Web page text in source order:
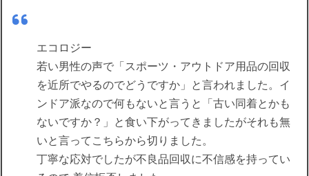
エコロジー
若い男性の声で「スポーツ・アウトドア用品の回収
を近所でやるのでどうですか」と言われました。イ
ンドア派なので何もないと言うと「古い同着とかも
ないですか？」と食い下がってきましたがそれも無
いと言ってこちらから切りました。
丁寧な応対でしたが不良品回収に不信感を持ってい